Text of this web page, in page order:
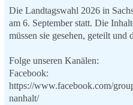
Die Landtagswahl 2026 in
am 6. September statt. Die
müssen sie gesehen, geteilt und
Folge unseren Kanälen:
Facebook:
https://www.facebook.com/
nanhalt/